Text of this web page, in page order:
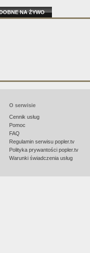
NA ŻYWO
O serwisie
Cennik usług
Pomoc
FAQ
Regulamin serwisu popler.tv
Polityka prywantości popler.tv
Warunki świadczenia usług